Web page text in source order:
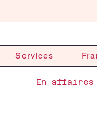
Services
En affaires